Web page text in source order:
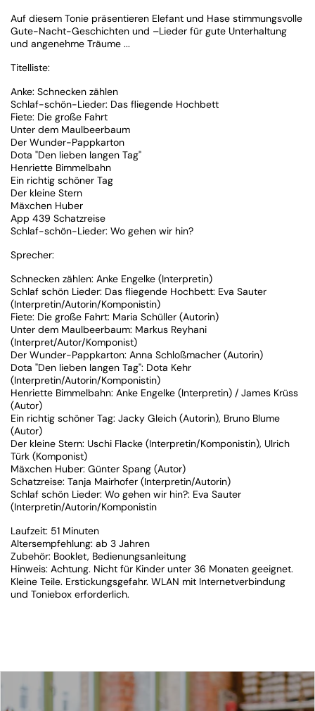
Auf diesem Tonie präsentieren Elefant und Hase stimmungsvolle
Gute-Nacht-Geschichten und –Lieder für gute Unterhaltung
und angenehme Träume ...
Titelliste:
Anke: Schnecken zählen
Schlaf-schön-Lieder: Das fliegende Hochbett
Fiete: Die große Fahrt
Unter dem Maulbeerbaum
Der Wunder-Pappkarton
Dota "Den lieben langen Tag"
Henriette Bimmelbahn
Ein richtig schöner Tag
Der kleine Stern
Mäxchen Huber
App 439 Schatzreise
Schlaf-schön-Lieder: Wo gehen wir hin?
Sprecher:
Schnecken zählen: Anke Engelke (Interpretin)
Schlaf schön Lieder: Das fliegende Hochbett: Eva Sauter
(Interpretin/Autorin/Komponistin)
Fiete: Die große Fahrt: Maria Schüller (Autorin)
Unter dem Maulbeerbaum: Markus Reyhani
(Interpret/Autor/Komponist)
Der Wunder-Pappkarton: Anna Schloßmacher (Autorin)
Dota "Den lieben langen Tag": Dota Kehr
(Interpretin/Autorin/Komponistin)
Henriette Bimmelbahn: Anke Engelke (Interpretin) / James Krüss
(Autor)
Ein richtig schöner Tag: Jacky Gleich (Autorin), Bruno Blume
(Autor)
Der kleine Stern: Uschi Flacke (Interpretin/Komponistin), Ulrich
Türk (Komponist)
Mäxchen Huber: Günter Spang (Autor)
Schatzreise: Tanja Mairhofer (Interpretin/Autorin)
Schlaf schön Lieder: Wo gehen wir hin?: Eva Sauter
(Interpretin/Autorin/Komponistin
Laufzeit: 51 Minuten
Altersempfehlung: ab 3 Jahren
Zubehör: Booklet, Bedienungsanleitung
Hinweis: Achtung. Nicht für Kinder unter 36 Monaten geeignet.
Kleine Teile. Erstickungsgefahr. WLAN mit Internetverbindung
und Toniebox erforderlich.